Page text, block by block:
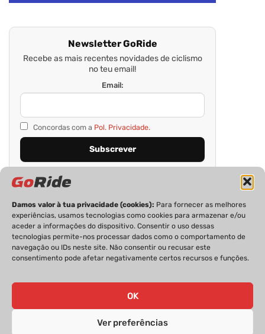
Damos valor à tua privacidade (cookies): Para fornecer as melhores
experiências, usamos tecnologias como cookies para armazenar e/ou
aceder a informações do dispositivo. Consentir o uso dessas
tecnologias permite-nos processar dados como o comportamento de
navegação ou IDs neste site. Não consentir ou recusar este
consentimento pode afetar negativamente certos recursos e funções.
OK
Ver preferências
Newsletter GoRide
Recebe as mais recentes novidades de ciclismo
no teu email!
Email:
Concordas com a Pol. Privacidade.
PRIVACIDADE FICHA TÉCNICA
ESTATUTO EDITORIAL